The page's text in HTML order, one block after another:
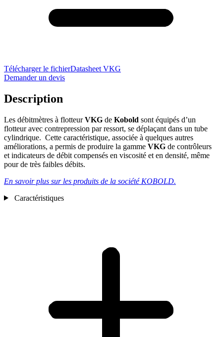
Télécharger le fichierDatasheet VKG
Demander un devis
Description
Les débitmètres à flotteurVKG de Kobold sont équipés d’un
flotteur avec contrepression par ressort, se déplaçant dans un tube
cylindrique. Cette caractéristique, associée à quelques autres
améliorations, a permis de produire la gamme VKG de contrôleurs
et indicateurs de débit compensés en viscosité et en densité, même
pour de très faibles débits.
En savoir plus sur les produits de la société KOBOLD.
Caractéristiques